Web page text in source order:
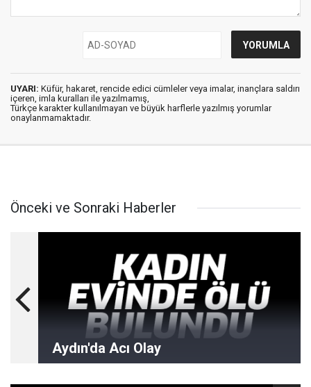
UYARI: Küfür, hakaret, rencide edici cümleler veya imalar, inançlara saldırı
içeren, imla kuralları ile yazılmamış,
Türkçe karakter kullanılmayan ve büyük harflerle yazılmış yorumlar
onaylanmamaktadır.
Önceki ve Sonraki Haberler
Aydın'da Acı Olay